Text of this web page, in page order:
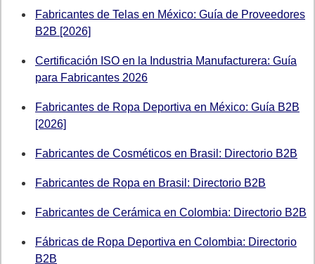
Fabricantes de Telas en México: Guía de Proveedores
B2B [2026]
Certificación ISO en la Industria Manufacturera: Guía
para Fabricantes 2026
Fabricantes de Ropa Deportiva en México: Guía B2B
[2026]
Fabricantes de Cosméticos en Brasil: Directorio B2B
Fabricantes de Ropa en Brasil: Directorio B2B
Fabricantes de Cerámica en Colombia: Directorio B2B
Fábricas de Ropa Deportiva en Colombia: Directorio
B2B